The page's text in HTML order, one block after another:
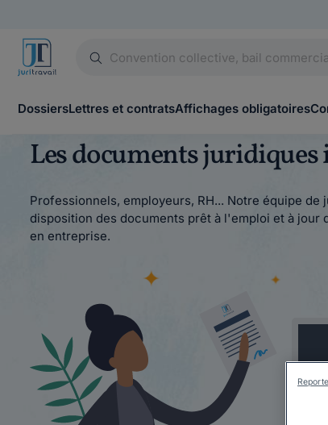
DossiersLettres et contratsAffichages obligatoires
Les documents juridiques
Professionnels, employeurs, RH... Notre équipe
disposition des documents prêt à l'emploi et à
en entreprise.